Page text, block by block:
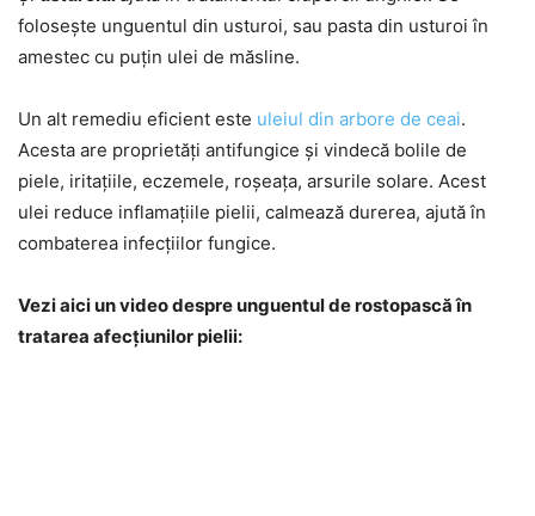
folosește unguentul din usturoi, sau pasta din usturoi în
amestec cu puțin ulei de măsline.
Un alt remediu eficient este uleiul din arbore de ceai.
Acesta are proprietăți antifungice și vindecă bolile de
piele, iritațiile, eczemele, roșeața, arsurile solare. Acest
ulei reduce inflamațiile pielii, calmează durerea, ajută în
combaterea infecțiilor fungice.
Vezi aici un video despre unguentul de rostopască în
tratarea afecțiunilor pielii: